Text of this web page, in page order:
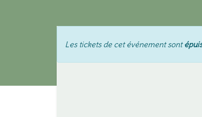
Les tickets de cet événement sont